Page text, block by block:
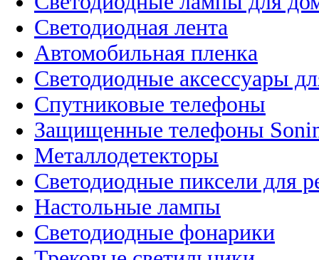
Светодиодная лента
Автомобильная пленка
Светодиодные аксессуары
Спутниковые телефоны
Защищенные телефоны
Металлодетекторы
Светодиодные пиксели для
Настольные лампы
Светодиодные фонарики